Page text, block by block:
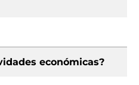
económicas?